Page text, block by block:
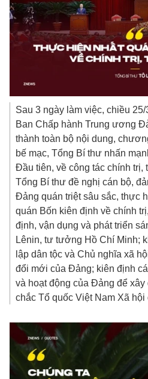
Sau 3 ngày làm việc, chiều
Ban Chấp hành Trung ương
thành toàn bộ nội dung,
bế mạc, Tổng Bí thư nhấn
Đầu tiên, về công tác chính
Tổng Bí thư đề nghị cán bộ,
Đảng quán triệt sâu sắc, thực
quán Bốn kiên định về chính
định, vận dụng và phát triển
Lênin, tư tưởng Hồ Chí Minh;
lập dân tộc và Chủ nghĩa xã
đổi mới của Đảng; kiên định
và hoạt động của Đảng để xây
chắc Tổ quốc Việt Nam Xã hội